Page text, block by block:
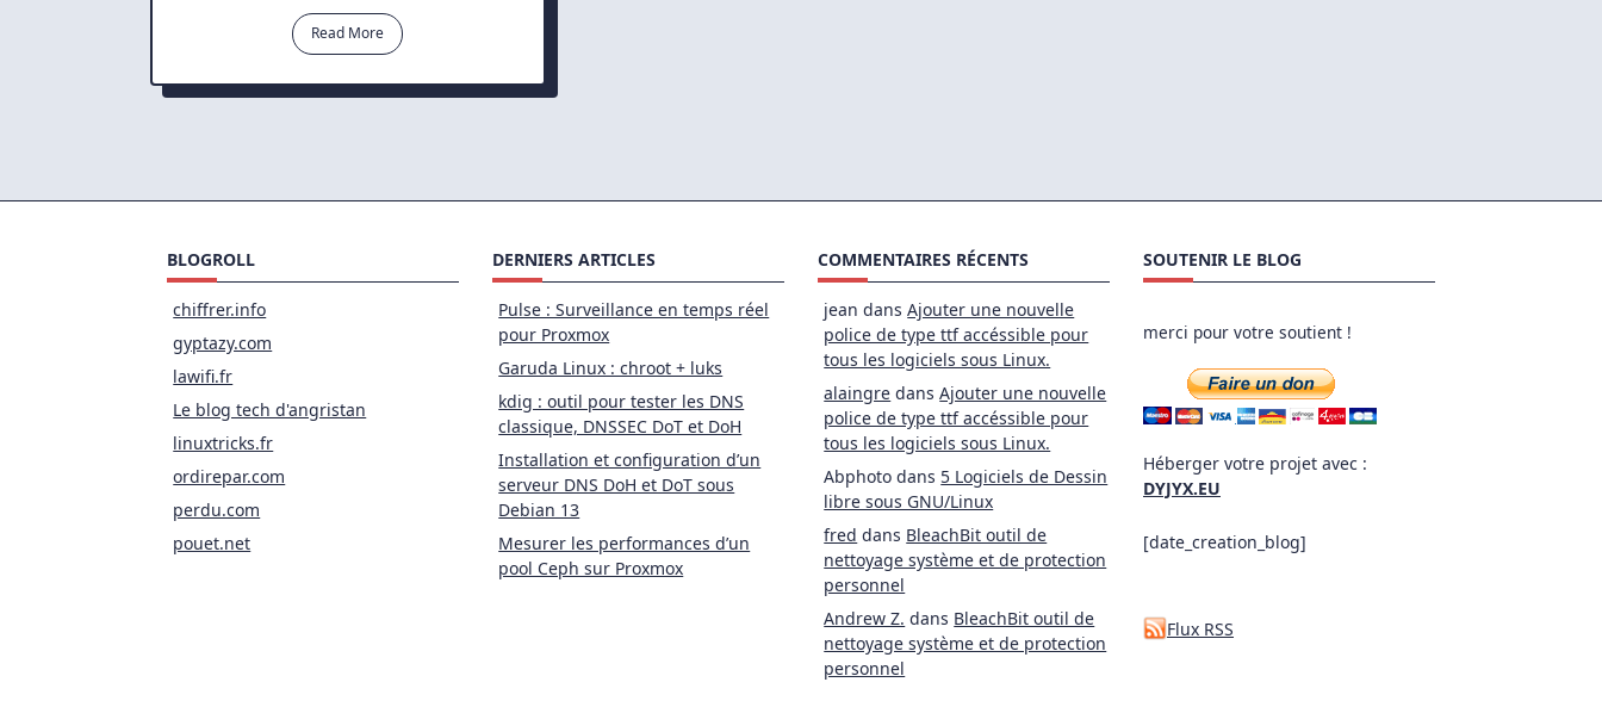
Read More
BLOGROLL
chiffrer.info
gyptazy.com
lawifi.fr
Le blog tech d'angristan
linuxtricks.fr
ordirepar.com
perdu.com
pouet.net
DERNIERS ARTICLES
Pulse : Surveillance en temps réel
pour Proxmox
Garuda Linux : chroot + luks
kdig : outil pour tester les DNS
classique, DNSSEC DoT et DoH
Installation et configuration d’un
serveur DNS DoH et DoT sous
Debian 13
Mesurer les performances d’un
pool Ceph sur Proxmox
COMMENTAIRES RÉCENTS
jean dansAjouter une nouvelle
police de type ttf accéssible pour
tous les logiciels sous Linux.
alaingre dansAjouter une nouvelle
police de type ttf accéssible pour
tous les logiciels sous Linux.
Abphoto dans 5 Logiciels de Dessin
libre sous GNU/Linux
fred dans BleachBit outil de
nettoyage système et de protection
personnel
Andrew Z. dans BleachBit outil de
nettoyage système et de protection
personnel
SOUTENIR LE BLOG
merci pour votre soutient !
Héberger votre projet avec :
DYJYX.EU
[date_creation_blog]
Flux RSS